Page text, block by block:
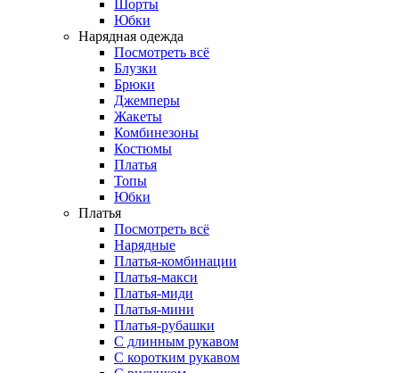
Шорты
Юбки
Нарядная одежда
Посмотреть всё
Блузки
Брюки
Джемперы
Жакеты
Комбинезоны
Костюмы
Платья
Топы
Юбки
Платья
Посмотреть всё
Нарядные
Платья-комбинации
Платья-макси
Платья-миди
Платья-мини
Платья-рубашки
С длинным рукавом
С коротким рукавом